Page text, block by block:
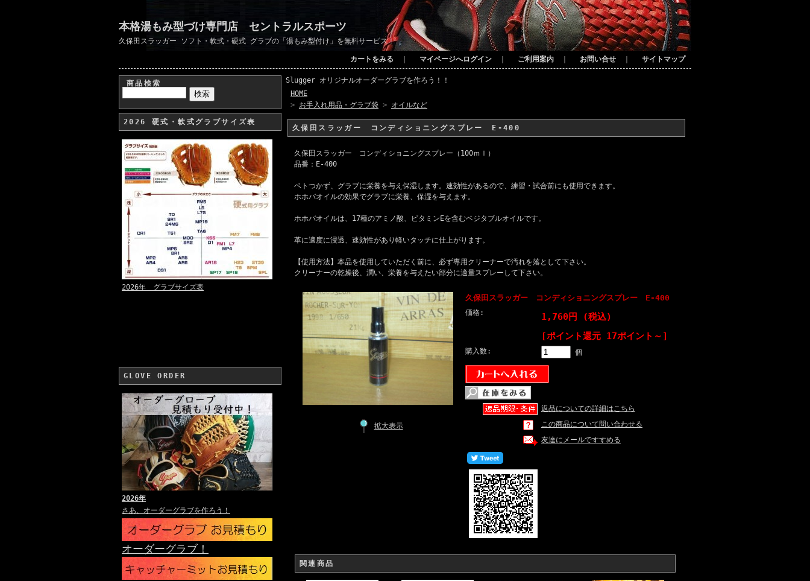
本格湯もみ型づけ専門店 セントラルスポーツ
久保田スラッガー ソフト・軟式・硬式 グラブの「湯もみ型付け」を無料サービス！
カートをみる マイページへログイン ご利用案内 お問い合せ サイトマップ
商品検索
2026 硬式・軟式グラブサイズ表
2026年 グラブサイズ表
GLOVE ORDER
2026年
さあ、オーダーグラブを作ろう！
オーダーグラブ！
Slugger オリジナルオーダーグラブを作ろう！！
HOME
> お手入れ用品・グラブ袋 > オイルなど
久保田スラッガー コンディショニングスプレー E-400
久保田スラッガー コンディショニングスプレー（100ｍｌ）
品番：E-400
ベトつかず、グラブに栄養を与え保湿します。速効性があるので、練習・試合前にも使用できます。
ホホバオイルの効果でグラブに栄養、保湿を与えます。
ホホバオイルは、17種のアミノ酸、ビタミンEを含むベジタブルオイルです。
革に適度に浸透、速効性があり軽いタッチに仕上がります。
【使用方法】本品を使用していただく前に、必ず専用クリーナーで汚れを落として下さい。
クリーナーの乾燥後、潤い、栄養を与えたい部分に適量スプレーして下さい。
拡大表示
久保田スラッガー コンディショニングスプレー E-400
価格:
1,760円 (税込)
[ポイント還元 17ポイント～]
購入数: 個
返品についての詳細はこちら
この商品について問い合わせる
友達にメールですすめる
関連商品